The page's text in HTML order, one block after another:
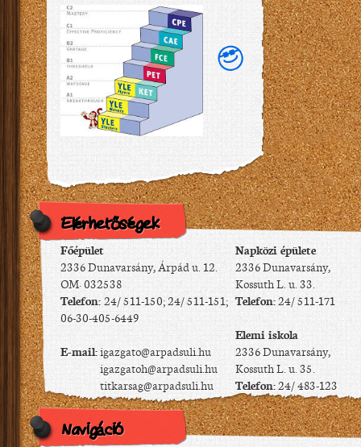
Elérhetőségek
Főépület
2336 Dunavarsány, Árpád u. 12.
OM: 032538
Telefon: 24/ 511-150; 24/ 511-151;
06-30-405-6449
E-mail:igazgato@arpadsuli.hu
igazgatoh@arpadsuli.hu
titkarsag@arpadsuli.hu
Napközi épülete
2336 Dunavarsány,
Kossuth L. u. 33.
Telefon:24/ 511-171
Elemi iskola
2336 Dunavarsány,
Kossuth L. u. 35.
Telefon:24/ 483-123
Navigáció